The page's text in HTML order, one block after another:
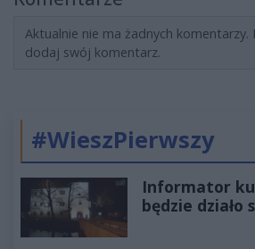
Aktualnie nie ma żadnych komentarzy.
dodaj swój komentarz.
#WieszPierwszy
Informator
będzie działo